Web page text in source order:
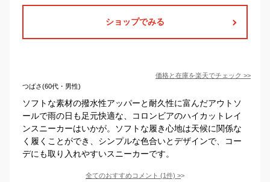
ショップでみる
価格と在庫を楽天でチェック >>
つばさ(60代・男性)
ソフトな素材の撥水性アッパーと耐久性に富んだアウトソ
ールで雨の日も足元快適な、コロンビアのハイカットレイ
ンスニーカーはいかが。ソフトな履き心地は天候に関係な
く履くことができ、シンプルな色合いとデザインで、コー
デにも取り入れやすいスニーカーです。
全てのおすすめコメント (1件) >